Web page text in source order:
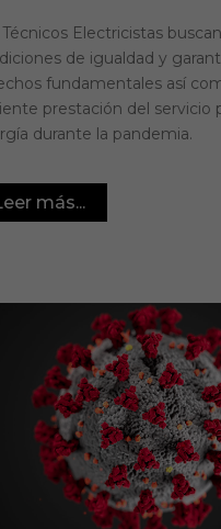
Técnicos Electricistas
de igualdad y
fundamentales así
prestación del servicio
durante la pandemia.
más...